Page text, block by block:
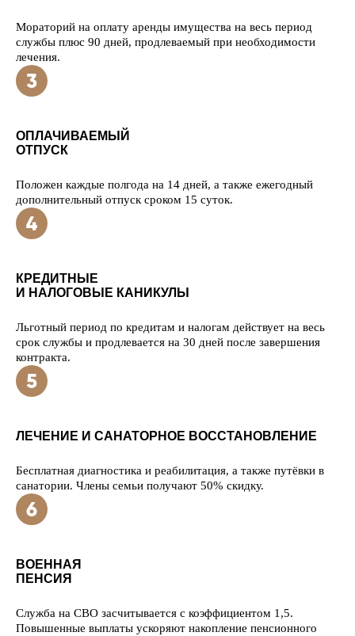
Мораторий на оплату аренды имущества на весь период
службы плюс 90 дней, продлеваемый при необходимости
лечения.
ОПЛАЧИВАЕМЫЙ
ОТПУСК
Положен каждые полгода на 14 дней, а также ежегодный
дополнительный отпуск сроком 15 суток.
КРЕДИТНЫЕ
И НАЛОГОВЫЕ КАНИКУЛЫ
Льготный период по кредитам и налогам действует на весь
срок службы и продлевается на 30 дней после завершения
контракта.
ЛЕЧЕНИЕ И САНАТОРНОЕ ВОССТАНОВЛЕНИЕ
Бесплатная диагностика и реабилитация, а также путёвки в
санатории. Члены семьи получают 50% скидку.
ВОЕННАЯ
ПЕНСИЯ
Служба на СВО засчитывается с коэффициентом 1,5.
Повышенные выплаты ускоряют накопление пенсионного